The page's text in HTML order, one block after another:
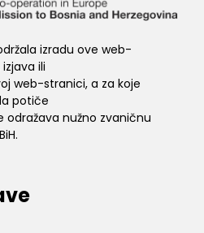
izradu ove web-
ili
web-stranici, a za koje
potiče
odražava nužno zvaničnu